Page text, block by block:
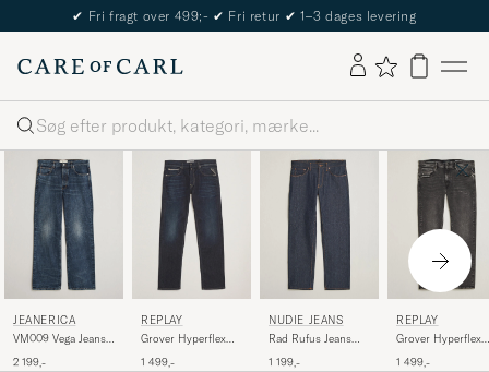
✔ Fri fragt over 499;- ✔ Fri retur ✔ 1–3 dages levering
Søg
JEANERICA
VM009 Vega Jeans
2 199,-
REPLAY
Grover Hyperflex
1 499,-
NUDIE JEANS
Rad Rufus Jeans
1 199,-
REPLAY
Grover Hyperflex
1 499,-